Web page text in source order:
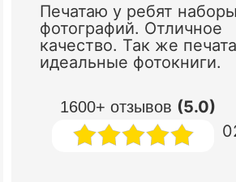
1600+ отзывов (5.0)
Печатаю у ребят наборы
фотографий. Отличное
качество. Так же
идеальные фотокниги.